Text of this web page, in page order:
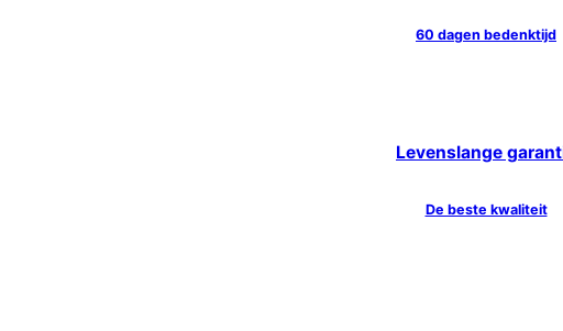
60 dagen bedenktijd
Levenslange
De beste kwaliteit